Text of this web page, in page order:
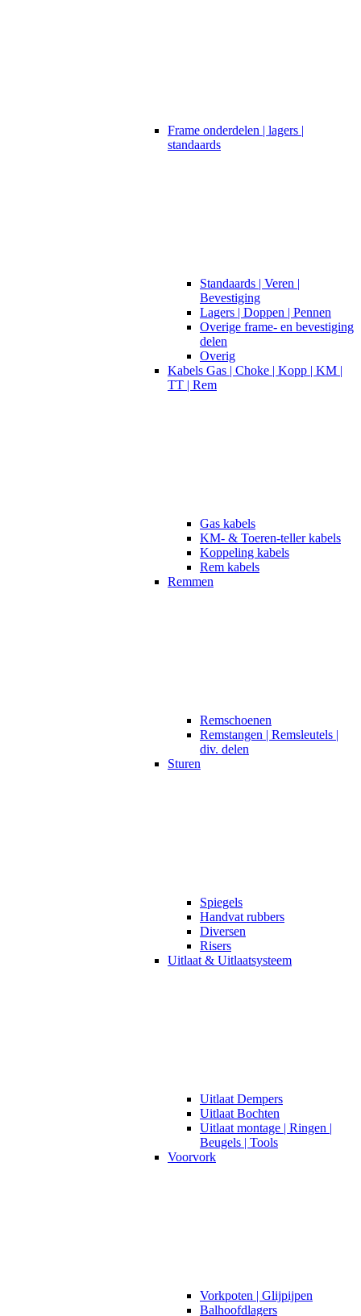
Frame onderdelen | lagers |
standaards
Standaards | Veren |
Bevestiging
Lagers | Doppen | Pennen
Overige frame- en bevestiging
delen
Overig
Kabels Gas | Choke | Kopp | KM |
TT | Rem
Gas kabels
KM- & Toeren-teller kabels
Koppeling kabels
Rem kabels
Remmen
Remschoenen
Remstangen | Remsleutels |
div. delen
Sturen
Spiegels
Handvat rubbers
Diversen
Risers
Uitlaat & Uitlaatsysteem
Uitlaat Dempers
Uitlaat Bochten
Uitlaat montage | Ringen |
Beugels | Tools
Voorvork
Vorkpoten | Glijpijpen
Balhoofdlagers